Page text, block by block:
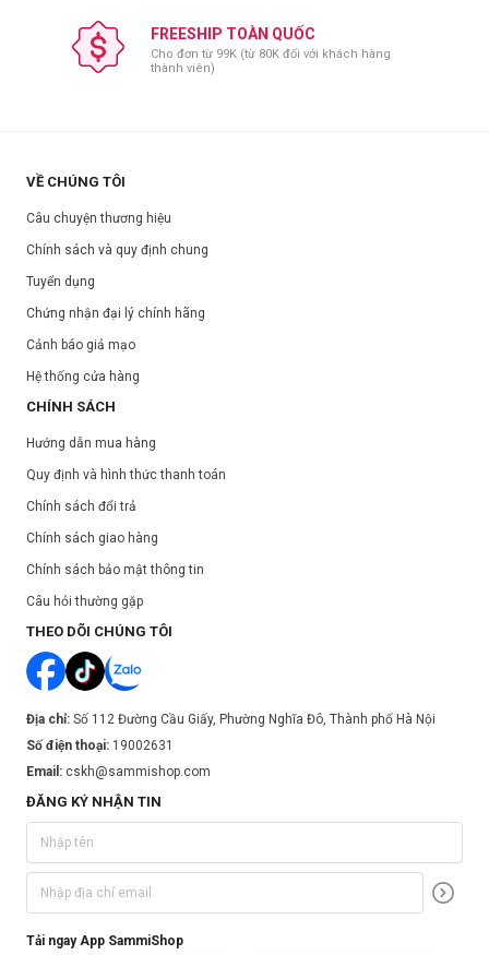
FREESHIP TOÀN QUỐC
Cho đơn từ 99K (từ 80K đối với khách hàng
thành viên)
VỀ CHÚNG TÔI
Câu chuyện thương hiệu
Chính sách và quy định chung
Tuyển dụng
Chứng nhận đại lý chính hãng
Cảnh báo giả mạo
Hệ thống cửa hàng
CHÍNH SÁCH
Hướng dẫn mua hàng
Quy định và hình thức thanh toán
Chính sách đổi trả
Chính sách giao hàng
Chính sách bảo mật thông tin
Câu hỏi thường gặp
THEO DÕI CHÚNG TÔI
Địa chỉ: Số 112 Đường Cầu Giấy, Phường Nghĩa Đô, Thành phố Hà Nội
Số điện thoại: 19002631
Email: cskh@sammishop.com
ĐĂNG KÝ NHẬN TIN
Tải ngay App SammiShop